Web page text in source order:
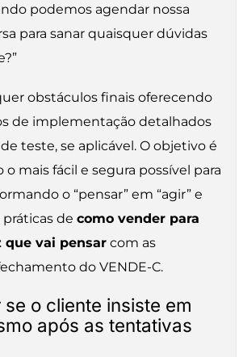
podemos agendar nossa
para sanar quaisquer dúvidas
obstáculos finais oferecendo
de implementação detalhados
teste, se aplicável. O objetivo é
o mais fácil e segura possível para
o “pensar” em “agir” e
de como vender para
que vai pensar com as
do VENDE-C.
o cliente insiste em
após as tentativas